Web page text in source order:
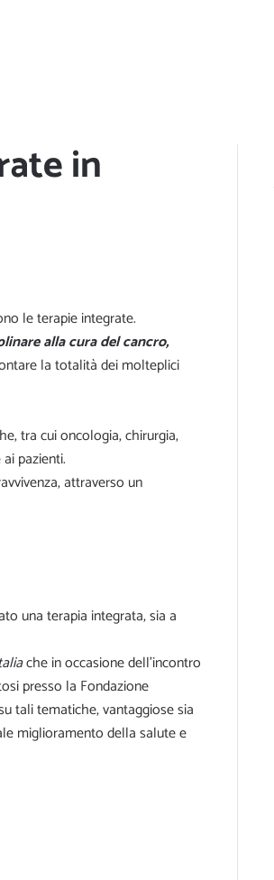
in
le terapie integrate.
alla cura del cancro,
la totalità dei molteplici
tra cui oncologia, chirurgia,
pazienti.
attraverso un
una terapia integrata, sia a
che in occasione dell’incontro
presso la Fondazione
tali tematiche, vantaggiose sia
miglioramento della salute e